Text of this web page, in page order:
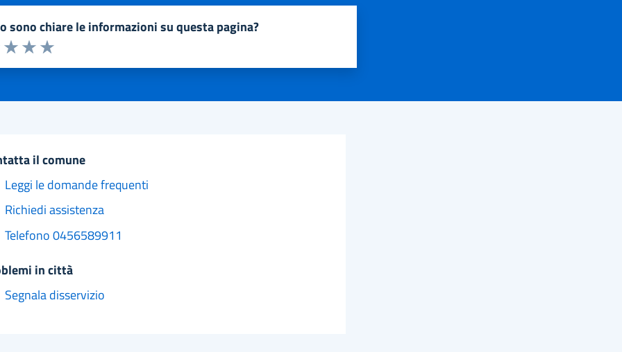
sono chiare le informazioni su questa pagina?
1 a 5 stelle la pagina
Valuta 5 stelle su 5
Valuta 4 stelle su 5
Valuta 3 stelle su 5
2 stelle su 5
stelle su 5
il comune
Leggi le domande frequenti
Richiedi assistenza
Telefono 0456589911
in città
Segnala disservizio